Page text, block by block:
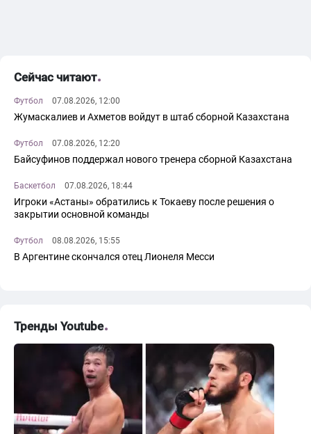
Сейчас читают
Футбол 07.08.2026, 12:00
Жумаскалиев и Ахметов войдут в штаб сборной Казахстана
Футбол 07.08.2026, 12:20
Байсуфинов поддержал нового тренера сборной Казахстана
Баскетбол 07.08.2026, 18:44
Игроки «Астаны» обратились к Токаеву после решения о
закрытии основной команды
Футбол 08.08.2026, 15:55
В Аргентине скончался отец Лионеля Месси
Тренды Youtube